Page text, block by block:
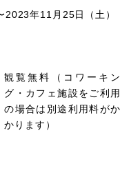
年11月25日（土）
観覧無料（コワーキン
グ・カフェ施設をご利用
の場合は別途利用料がか
かります）